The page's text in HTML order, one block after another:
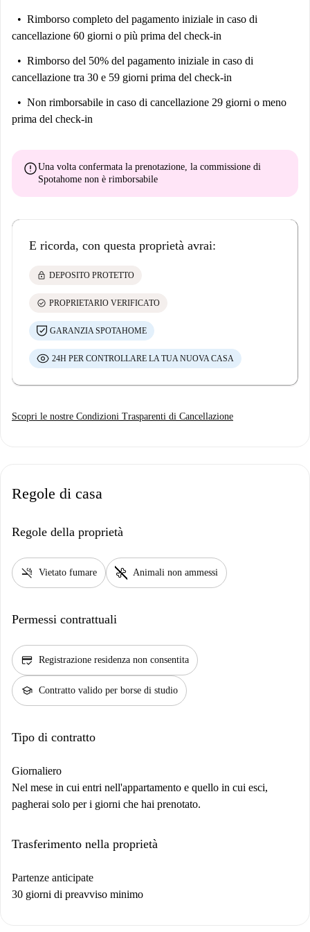
Rimborso completo del pagamento iniziale in caso di
cancellazione 60 giorni o più prima del check-in
Rimborso del 50% del pagamento iniziale in caso di
cancellazione tra 30 e 59 giorni prima del check-in
Non rimborsabile in caso di cancellazione 29 giorni o meno
prima del check-in
errorUna volta confermata la prenotazione, la commissione di
Spotahome non è rimborsabile
E ricorda, con questa proprietà avrai:
lock DEPOSITO PROTETTO
check_circle PROPRIETARIO VERIFICATO
GARANZIA SPOTAHOME
24H PER CONTROLLARE LA TUA NUOVA CASA
Scopri le nostre Condizioni Trasparenti di Cancellazione
Regole di casa
Regole della proprietà
smoke_free Vietato fumare pet_supplies Animali non ammessi
Permessi contrattuali
credit_score Registrazione residenza non consentita
school Contratto valido per borse di studio
Tipo di contratto
Giornaliero
Nel mese in cui entri nell'appartamento e quello in cui esci,
pagherai solo per i giorni che hai prenotato.
Trasferimento nella proprietà
Partenze anticipate
30 giorni di preavviso minimo